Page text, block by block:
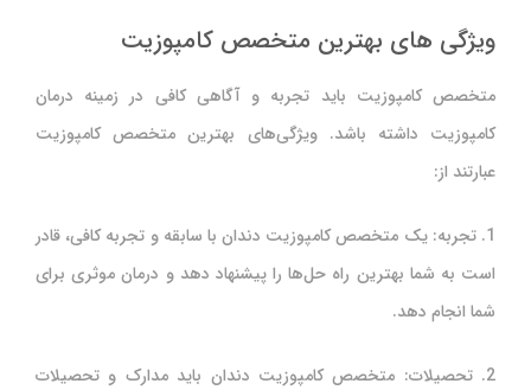
ویژگی های بهترین متخصص کامپوزیت
متخصص کامپوزیت باید تجربه و آگاهی کافی در زمینه درمان
کامپوزیت داشته باشد. ویژگی‌های بهترین متخصص کامپوزیت
عبارتند از:
1. تجربه: یک متخصص کامپوزیت دندان با سابقه و تجربه کافی، قادر
است به شما بهترین راه حل‌ها را پیشنهاد دهد و درمان موثری برای
شما انجام دهد.
2. تحصیلات: متخصص کامپوزیت دندان باید مدارک و تحصیلات